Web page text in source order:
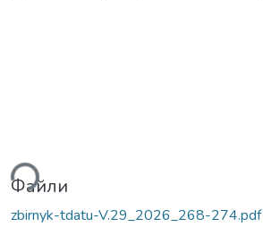
Файли
zbirnyk-tdatu-V.29_2026_268-274.pdf